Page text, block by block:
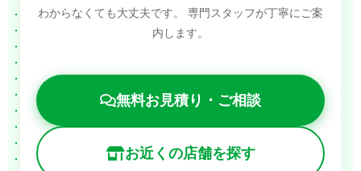
わからなくても大丈夫です。
専門スタッフが丁寧にご案
内します。
無料お見積り・ご相談
お近くの店舗を探す